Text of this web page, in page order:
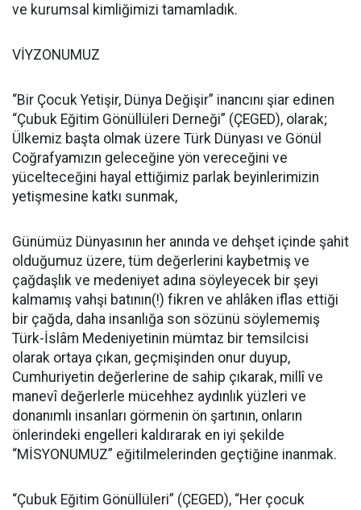
ve kurumsal kimliğimizi tamamladık.
VİYZONUMUZ
“Bir Çocuk Yetişir, Dünya Değişir” inancını şiar edinen
“Çubuk Eğitim Gönüllüleri Derneği” (ÇEGED), olarak;
Ülkemiz başta olmak üzere Türk Dünyası ve Gönül
Coğrafyamızın geleceğine yön vereceğini ve
yücelteceğini hayal ettiğimiz parlak beyinlerimizin
yetişmesine katkı sunmak,
Günümüz Dünyasının her anında ve dehşet içinde şahit
olduğumuz üzere, tüm değerlerini kaybetmiş ve
çağdaşlık ve medeniyet adına söyleyecek bir şeyi
kalmamış vahşi batının(!) fikren ve ahlâken iflas ettiği
bir çağda, daha insanlığa son sözünü söylememiş
Türk-İslâm Medeniyetinin mümtaz bir temsilcisi
olarak ortaya çıkan, geçmişinden onur duyup,
Cumhuriyetin değerlerine de sahip çıkarak, millî ve
manevî değerlerle mücehhez aydınlık yüzleri ve
donanımlı insanları görmenin ön şartının, onların
önlerindeki engelleri kaldırarak en iyi şekilde
“MİSYONUMUZ” eğitilmelerinden geçtiğine inanmak.
“Çubuk Eğitim Gönüllüleri” (ÇEGED), “Her çocuk